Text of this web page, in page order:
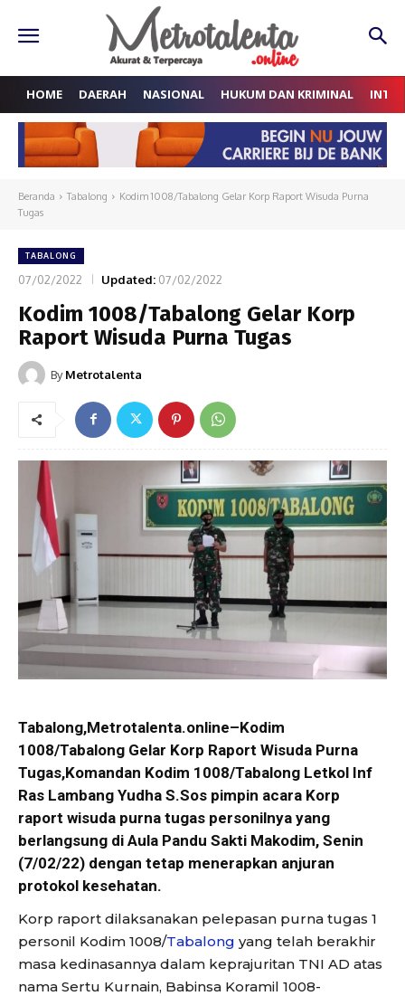
HOME DAERAH NASIONAL HUKUM DAN KRIMINAL
Beranda Tabalong
Kodim 1008/Tabalong Gelar Korp Raport Wisuda Purna
Tugas
TABALONG
07/02/2022 Updated: 07/02/2022
Kodim 1008/Tabalong Gelar Korp
Raport Wisuda Purna Tugas
By Metrotalenta
Tabalong,Metrotalenta.online–Kodim
1008/Tabalong Gelar Korp Raport Wisuda Purna
Tugas,Komandan Kodim 1008/Tabalong Letkol Inf
Ras Lambang Yudha S.Sos pimpin acara Korp
raport wisuda purna tugas personilnya yang
berlangsung di Aula Pandu Sakti Makodim, Senin
(7/02/22) dengan tetap menerapkan anjuran
protokol kesehatan.
Korp raport dilaksanakan pelepasan purna tugas 1
personil Kodim 1008/Tabalong yang telah berakhir
masa kedinasannya dalam keprajuritan TNI AD atas
nama Sertu Kurnain, Babinsa Koramil 1008-